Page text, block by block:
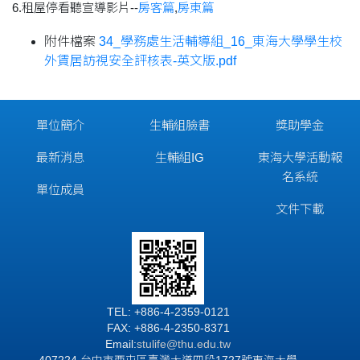
6.租屋停看聽宣導影片--房客篇,房東篇
附件檔案 34_學務處生活輔導組_16_東海大學學生校
外賃居訪視安全評核表-英文版.pdf
單位簡介
最新消息
單位成員
生輔組臉書
生輔組IG
獎助學金
東海大學活動報
名系統
文件下載
TEL: +886-4-2359-0121
FAX: +886-4-2350-8371
Email:stulife@thu.edu.tw